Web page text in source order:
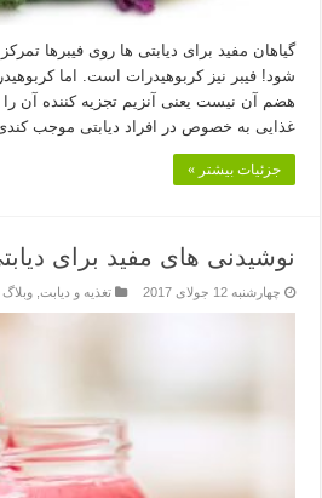
گیاهان مفید برای دیابتی ها روی فیبرها
شود! فیبر نیز کربوهیدرات است. اما
هضم آن نیست یعنی آنزیم تجزیه کننده آن را
غذایی به خصوص در افراد دیابتی موجب
جزئیات بیشتر »
نوشیدنی های مفید برای
چهارشنبه 12 جولای 2017 تغذیه و دیابت ,وبلاگ